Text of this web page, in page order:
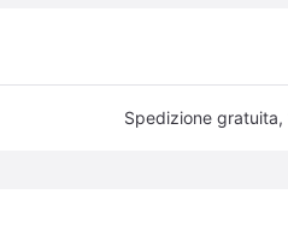
Spedizione gratuita,